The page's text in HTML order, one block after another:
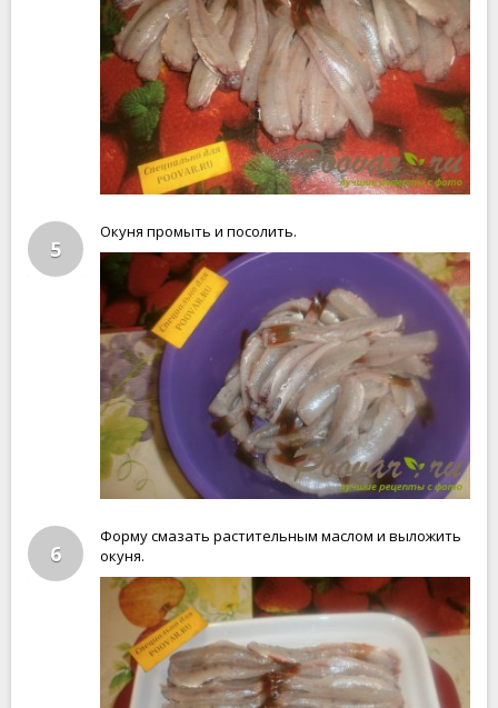
5
Окуня промыть и посолить.
6
Форму смазать растительным маслом и выложить
окуня.